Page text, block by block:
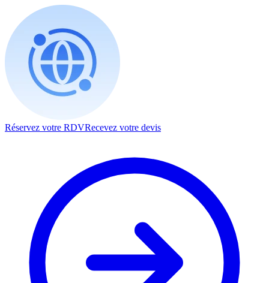
Réservez votre RDVRecevez votre devis